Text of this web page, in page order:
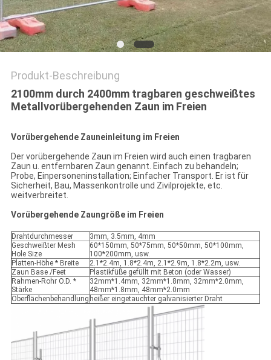
Produkt-Beschreibung
2100mm durch 2400mm tragbaren geschweißtes
Metallvorübergehenden Zaun im Freien
Vorübergehende Zauneinleitung im Freien
Der vorübergehende Zaun im Freien wird auch einen tragbaren
Zaun u. entfernbaren Zaun genannt. Einfach zu behandeln;
Probe, Einpersoneninstallation; Einfacher Transport. Er ist für
Sicherheit, Bau, Massenkontrolle und Zivilprojekte, etc.
weitverbreitet.
Vorübergehende Zaungröße im Freien
Drahtdurchmesser
3mm, 3.5mm, 4mm
Geschweißter Mesh
Hole Size
60*150mm, 50*75mm, 50*50mm, 50*100mm,
100*200mm, usw.
Platten-Höhe * Breite
2.1*2.4m, 1.8*2.4m, 2.1*2.9m, 1.8*2.2m, usw.
Zaun Base /Feet
Plastikfüße gefüllt mit Beton (oder Wasser)
Rahmen-Rohr O.D. *
Stärke
32mm*1.4mm, 32mm*1.8mm, 32mm*2.0mm,
48mm*1.8mm, 48mm*2.0mm
Oberflächenbehandlung heißer eingetauchter galvanisierter Draht